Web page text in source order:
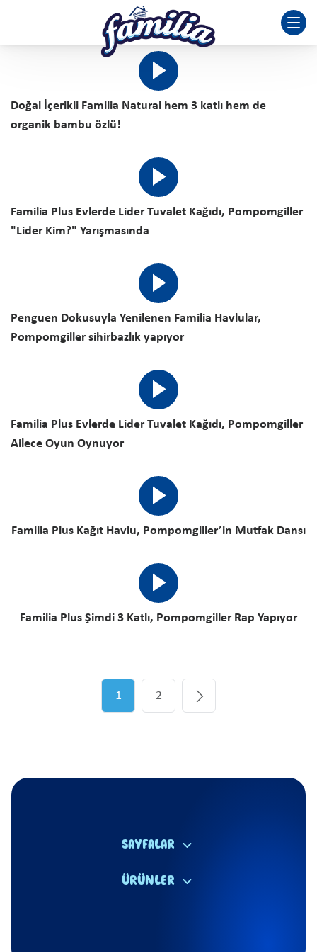
Doğal İçerikli Familia Natural hem 3 katlı hem de
organik bambu özlü!
Familia Plus Evlerde Lider Tuvalet Kağıdı, Pompomgiller
"Lider Kim?" Yarışmasında
Penguen Dokusuyla Yenilenen Familia Havlular,
Pompomgiller sihirbazlık yapıyor
Familia Plus Evlerde Lider Tuvalet Kağıdı, Pompomgiller
Ailece Oyun Oynuyor
Familia Plus Kağıt Havlu, Pompomgiller’in Mutfak Dansı
Familia Plus Şimdi 3 Katlı, Pompomgiller Rap Yapıyor
1 2
SAYFALAR
ÜRÜNLER